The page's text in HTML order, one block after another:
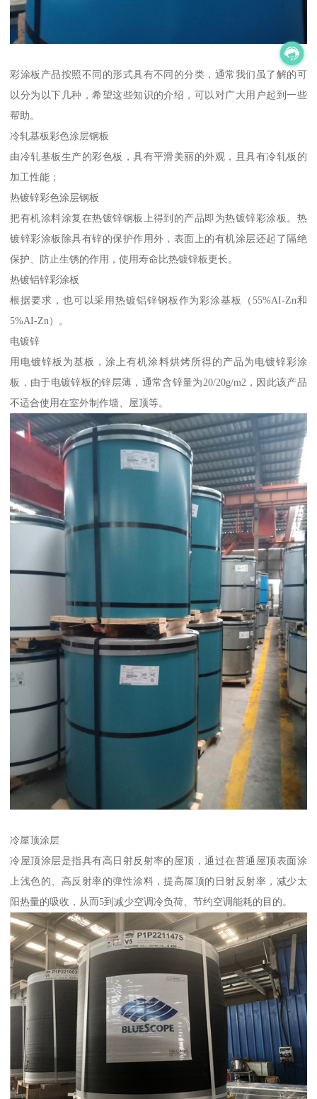
彩涂板产品按照不同的形式具有不同的分类，通常我们虽了解的可
以分为以下几种，希望这些知识的介绍，可以对广大用户起到一些
帮助。
冷轧基板彩色涂层钢板
由冷轧基板生产的彩色板，具有平滑美丽的外观，且具有冷轧板的
加工性能；
热镀锌彩色涂层钢板
把有机涂料涂复在热镀锌钢板上得到的产品即为热镀锌彩涂板。热
镀锌彩涂板除具有锌的保护作用外，表面上的有机涂层还起了隔绝
保护、防止生锈的作用，使用寿命比热镀锌板更长。
热镀铝锌彩涂板
根据要求，也可以采用热镀铝锌钢板作为彩涂基板（55%AI-Zn和
5%AI-Zn）。
电镀锌
用电镀锌板为基板，涂上有机涂料烘烤所得的产品为电镀锌彩涂
板，由于电镀锌板的锌层薄，通常含锌量为20/20g/m2，因此该产品
不适合使用在室外制作墙、屋顶等。
冷屋顶涂层
冷屋顶涂层是指具有高日射反射率的屋顶，通过在普通屋顶表面涂
上浅色的、高反射率的弹性涂料，提高屋顶的日射反射率，减少太
阳热量的吸收，从而5到减少空调冷负荷、节约空调能耗的目的。